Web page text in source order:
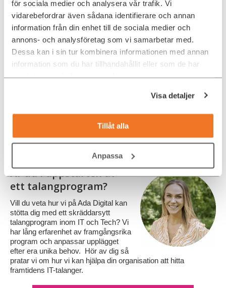
för sociala medier och analysera vår trafik. Vi
vidarebefordrar även sådana identifierare och annan
information från din enhet till de sociala medier och
annons- och analysföretag som vi samarbetar med.
Dessa kan i sin tur kombinera informationen med annan
information som du har tillhandahållit eller som de har
samlat in när du har använt deras tjänster.
Visa detaljer
Tillåt alla
Anpassa
”Bra sätt att få in nya IT-talanger till
Skandia”
Programmet pågår nu under nio månader och framåt väntar
stort fokus på tekniska utbildningsdagar för att ge deltagarna
fördjupad kunskap. Inte bara inom det egna området och
teamet, utan för att få en helhetsbild av hela teknikflödet inom
– Vi vill att deltagarna ska ha byggt en bra grund för att vilja
inte bara nya medarbetare utan också ny energi till hela
organisationen. Många internt tycker det är kul att lära ut och
ett bra sätt för oss att få in nya krafter till Skandia, säger Jonas
Är du i uppstarten av
ett talangprogram?
Vill du veta hur vi på Ada Digital kan
stötta dig med ett skräddarsytt
talangprogram inom IT och Tech? Vi
har lång erfarenhet av framgångsrika
program och anpassar upplägget
efter era unika behov. Hör av dig så
pratar vi om hur vi kan hjälpa din organisation att hitta
framtidens IT-talanger.